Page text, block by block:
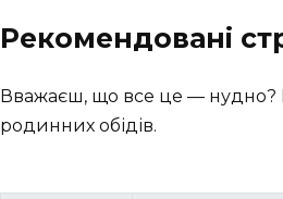
Рекомендовані
Вважаєш, що все це — нудно?
родинних обідів.